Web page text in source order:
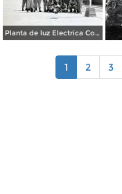
Planta de luz Electrica Colimilla. ( Fechada el 1 de Octubre de 1950 ).
1 2 3